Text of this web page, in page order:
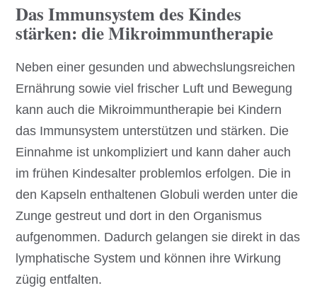
Das Immunsystem des Kindes
stärken: die Mikroimmuntherapie
Neben einer gesunden und abwechslungsreichen
Ernährung sowie viel frischer Luft und Bewegung
kann auch die Mikroimmuntherapie bei Kindern
das Immunsystem unterstützen und stärken. Die
Einnahme ist unkompliziert und kann daher auch
im frühen Kindesalter problemlos erfolgen. Die in
den Kapseln enthaltenen Globuli werden unter die
Zunge gestreut und dort in den Organismus
aufgenommen. Dadurch gelangen sie direkt in das
lymphatische System und können ihre Wirkung
zügig entfalten.